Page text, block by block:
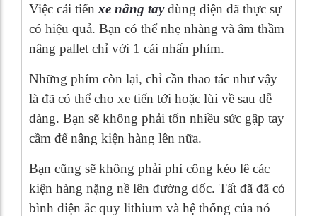
Việc cải tiến xe nâng taydùng điện đã thực sự
có hiệu quả. Bạn có thể nhẹ nhàng và âm thầm
nâng pallet chỉ với 1 cái nhấn phím.
Những phím còn lại, chỉ cần thao tác như vậy
là đã có thể cho xe tiến tới hoặc lùi về sau dễ
dàng. Bạn sẽ không phải tốn nhiều sức gập tay
cầm để nâng kiện hàng lên nữa.
Bạn cũng sẽ không phải phí công kéo lê các
kiện hàng nặng nề lên đường dốc. Tất đã đã có
bình điện ắc quy lithium và hệ thống của nó